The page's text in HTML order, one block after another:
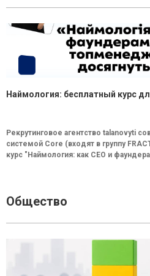
Наймология: бесплатный курс
Рекрутинговое агентство talanovyti
системой Core (входят в группу
курс "Наймология: как СEO и
Общество